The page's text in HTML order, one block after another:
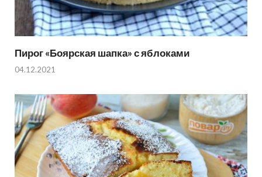
Пирог «Боярская шапка» с яблоками
04.12.2021